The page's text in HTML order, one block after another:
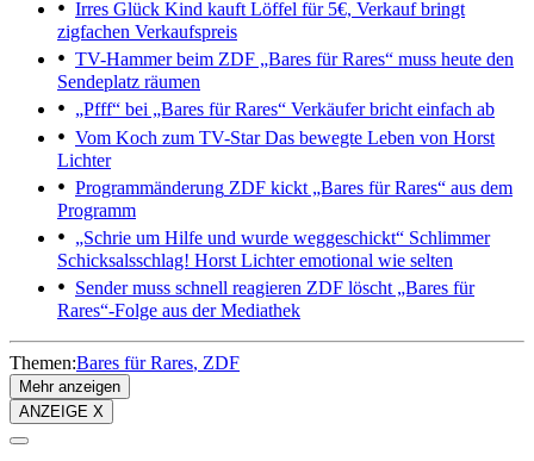
Irres Glück Kind kauft Löffel für 5€, Verkauf bringt
zigfachen Verkaufspreis
TV-Hammer beim ZDF „Bares für Rares“ muss heute den
Sendeplatz räumen
„Pfff“ bei „Bares für Rares“ Verkäufer bricht einfach ab
Vom Koch zum TV-StarDas bewegte Leben von Horst
Lichter
Programmänderung ZDF kickt „Bares für Rares“ aus dem
Programm
„Schrie um Hilfe und wurde weggeschickt“ Schlimmer
Schicksalsschlag! Horst Lichter emotional wie selten
Sender muss schnell reagieren ZDF löscht „Bares für
Rares“-Folge aus der Mediathek
Themen:Bares für Rares ZDF
Mehr anzeigen
ANZEIGE X